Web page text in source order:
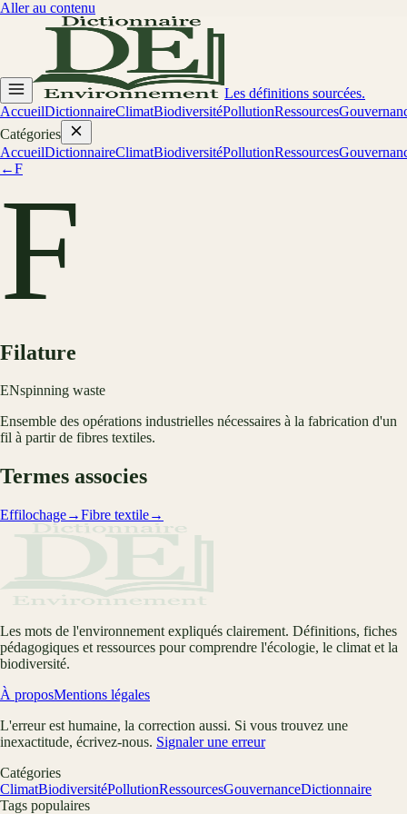
Aller au contenu
Les définitions sourcées.
AccueilDictionnaireClimatBiodiversitéPollutionRessources
Catégories
AccueilDictionnaireClimatBiodiversitéPollutionRessources
←F
F
Filature
ENspinning waste
Ensemble des opérations industrielles nécessaires à la fabrication d'un
fil à partir de fibres textiles.
Termes associes
Effilochage→Fibre textile→
Les mots de l'environnement expliqués clairement. Définitions, fiches
pédagogiques et ressources pour comprendre l'écologie, le climat et la
biodiversité.
À proposMentions légales
L'erreur est humaine, la correction aussi. Si vous trouvez une
inexactitude, écrivez-nous. Signaler une erreur
Catégories
ClimatBiodiversitéPollutionRessourcesGouvernanceDictionnaire
Tags populaires